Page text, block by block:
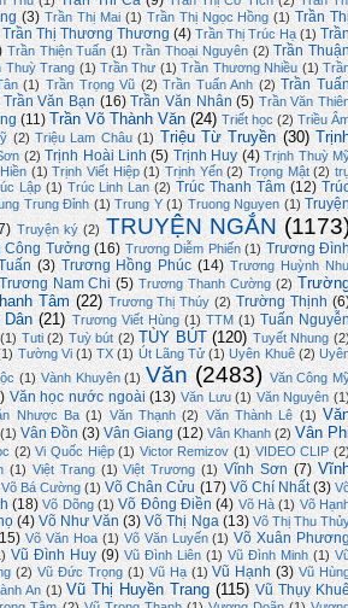
(3) Trần Thị Mai (1) Trần Thị Ngọc Hồng (1) Trần
Trần Thị Thương Thương (4) Trần Thị Trúc Hạ (1)
Trần Thiện Tuấn (1) Trần Thoại Nguyên (2) Trần
Thuỳ Trang (1) Trần Thư (1) Trần Thương Nhiều (1)
(1) Trần Trọng Vũ (2) Trần Tuấn Anh (2) Trần
Trần Văn Bạn (16) Trần Văn Nhân (5) Trần Văn
(11) Trần Võ Thành Văn (24) Triết học (2) Triều
(2) Triệu Lam Châu (1) Triệu Từ Truyền (30)
(2) Trịnh Hoài Linh (5) Trịnh Huy (4) Trịnh Thuỳ
(1) Trịnh Viết Hiệp (1) Trịnh Yến (2) Trọng Mật (2)
Lập (1) Trúc Linh Lan (2) Trúc Thanh Tâm (12)
Trung Đỉnh (1) Trung Y (1) Truong Nguyen (1)
Truyện ký (2) TRUYỆN NGẮN
Công Tưởng (16) Trương Diễm Phiến (1) Trương
(3) Trương Hồng Phúc (14) Trương Huỳnh
Trương Nam Chi (5) Trương Thanh Cường (2)
Tâm (22) Trương Thị Thúy (2) Trường Thịnh
(21) Trương Viết Hùng (1) TTM (1) Tuấn
(1) Tuti (2) Tuỳ bút (2) TÙY BÚT (120) Tuyết Nhung
Tường Vi (1) TX (1) Út Lãng Tử (1) Uyên Khuê (2)
(1) Vành Khuyên (1) Văn (2483) Văn Công
Văn học nước ngoài (13) Văn Lưu (1) Văn Nguyên
Nhược Ba (1) Văn Thạnh (2) Văn Thành Lê (1)
(1) Vân Đồn (3) Vân Giang (12) Vân Khanh (2) Vân
(2) Vi Quốc Hiệp (1) Victor Remizov (1) VIDEO CLIP
(1) Việt Trang (1) Việt Trương (1) Vĩnh Sơn (7)
Võ Bá Cường (1) Võ Chân Cửu (17) Võ Chí Nhất (3)
(18) Võ Dõng (1) Võ Đông Điền (4) Võ Hà (1) Võ
(4) Võ Như Văn (3) Võ Thị Nga (13) Võ Thị Thu
Võ Văn Hoa (1) Võ Văn Luyến (1) Võ Xuân
Vũ Đình Huy (9) Vũ Đình Liên (1) Vũ Đình Minh (1)
(2) Vũ Đức Trọng (1) Vũ Hạ (1) Vũ Hạnh (3) Vũ
An (1) Vũ Thị Huyền Trang (115) Vũ Thụy